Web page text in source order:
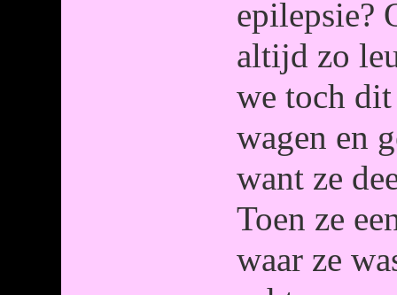
epilepsie?
altijd zo
we toch
wagen en
want ze
Toen ze
waar ze